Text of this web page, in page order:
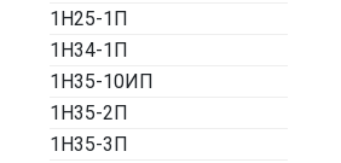
1Н25-1П
1Н34-1П
1Н35-10ИП
1Н35-2П
1Н35-3П